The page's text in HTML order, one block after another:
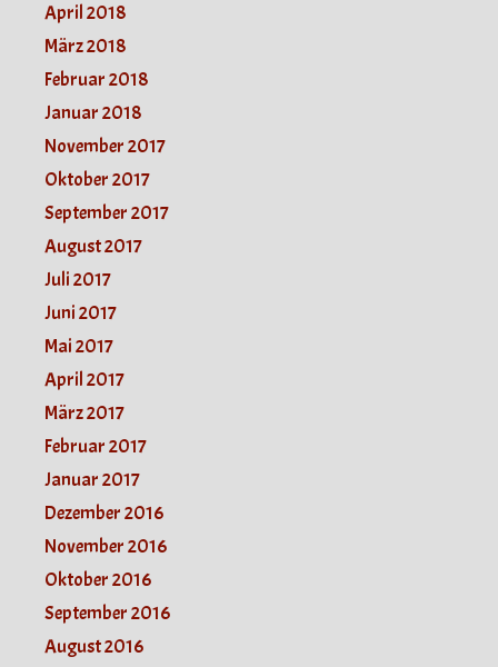
April 2018
März 2018
Februar 2018
Januar 2018
November 2017
Oktober 2017
September 2017
August 2017
Juli 2017
Juni 2017
Mai 2017
April 2017
März 2017
Februar 2017
Januar 2017
Dezember 2016
November 2016
Oktober 2016
September 2016
August 2016